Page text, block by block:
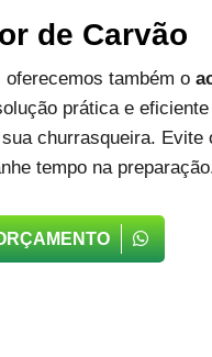
de Carvão
também o
prática e
churrasqueira. Evite
tempo na